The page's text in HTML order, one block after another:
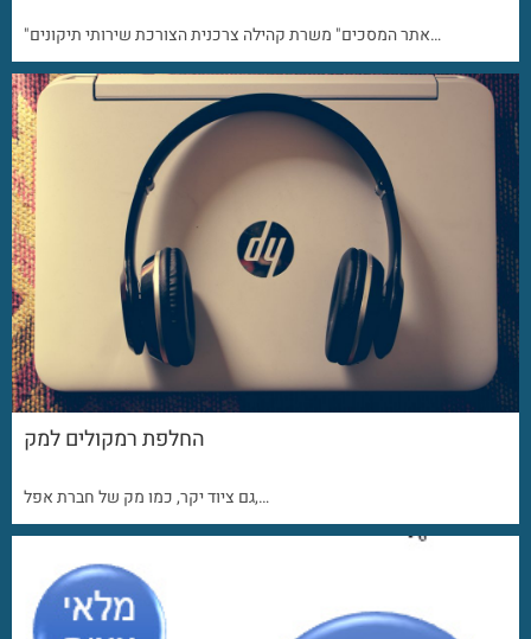
"אתר המסכים" משרת קהילה צרכנית הצורכת שירותי תיקונים…
החלפת רמקולים למק
גם ציוד יקר, כמו מק של חברת אפל,…